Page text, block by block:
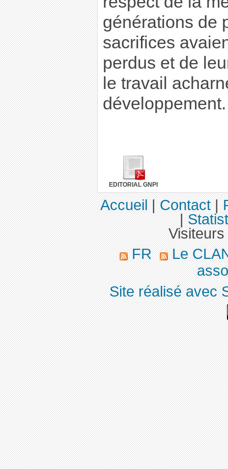
générations de
sacrifices
perdus et de
le travail
développement.
EDITORIAL GNPI
Accueil|Contact|
|
FR
Le
Site réalisé avec